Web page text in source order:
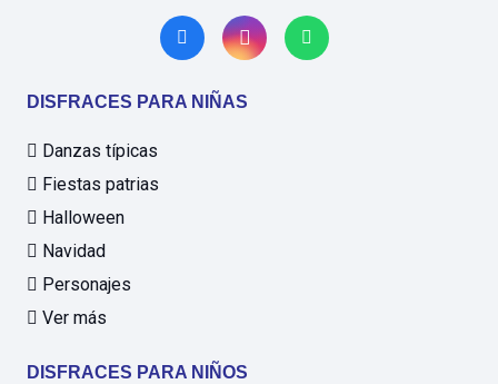
DISFRACES PARA NIÑAS
Danzas típicas
Fiestas patrias
Halloween
Navidad
Personajes
Ver más
DISFRACES PARA NIÑOS